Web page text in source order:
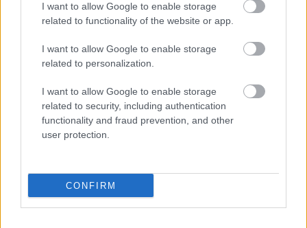
I want to allow Google to enable storage
related to functionality of the website or app.
I want to allow Google to enable storage
related to personalization.
I want to allow Google to enable storage
related to security, including authentication
functionality and fraud prevention, and other
user protection.
CONFIRM
Kern Andráskitért arra, hogyHelleraz egyik
kedvenc írója, hosszú évekkel ezelőtt ő írta hazai
színpadra A 22-es csapdáját.
A tragikomédiában doktor Borlai feleségét alakítja
Eszenyi Enikő, aki a Sztracsatellában a szintén
által alakított főhős szeretője volt. "A következőben
az anyám lesz" - jegyezte meg mosolyogva
aki bírónő - karaktere rejtélyes, a házassága pedig
válságba kerül.